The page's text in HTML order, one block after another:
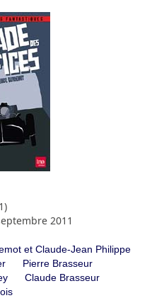
2011
et Claude-Jean Philippe
Pierre Brasseur
Claude Brasseur